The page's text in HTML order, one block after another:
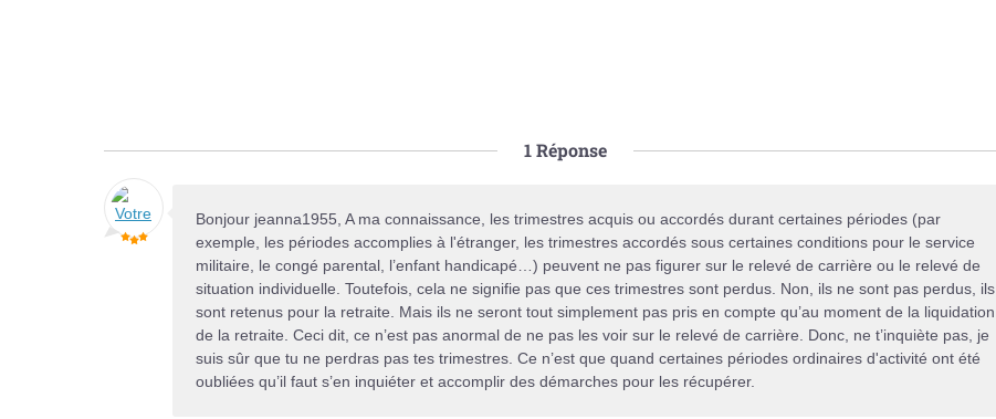
1Réponse
Bonjour jeanna1955, A ma connaissance, les trimestres acquis ou accordés durant certaines périodes (par
exemple, les périodes accomplies à l'étranger, les trimestres accordés sous certaines conditions pour le service
militaire, le congé parental, l’enfant handicapé…) peuvent ne pas figurer sur le relevé de carrière ou le relevé de
situation individuelle. Toutefois, cela ne signifie pas que ces trimestres sont perdus. Non, ils ne sont pas perdus, ils
sont retenus pour la retraite. Mais ils ne seront tout simplement pas pris en compte qu’au moment de la liquidation
de la retraite. Ceci dit, ce n’est pas anormal de ne pas les voir sur le relevé de carrière. Donc, ne t’inquiète pas, je
suis sûr que tu ne perdras pas tes trimestres. Ce n’est que quand certaines périodes ordinaires d'activité ont été
oubliées qu’il faut s’en inquiéter et accomplir des démarches pour les récupérer.